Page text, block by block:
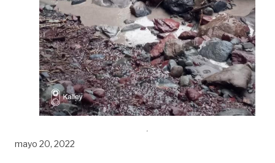
mayo 20, 2022